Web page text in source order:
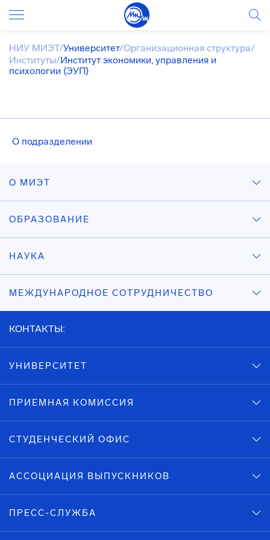
О подразделении
НИУ МИЭТ/Университет/Организационная структура/
Институты/Институт экономики, управления и
психологии (ЭУП)
О МИЭТ
ОБРАЗОВАНИЕ
НАУКА
МЕЖДУНАРОДНОЕ СОТРУДНИЧЕСТВО
КОНТАКТЫ:
УНИВЕРСИТЕТ
ПРИЕМНАЯ КОМИССИЯ
СТУДЕНЧЕСКИЙ ОФИС
АССОЦИАЦИЯ ВЫПУСКНИКОВ
ПРЕСС-СЛУЖБА